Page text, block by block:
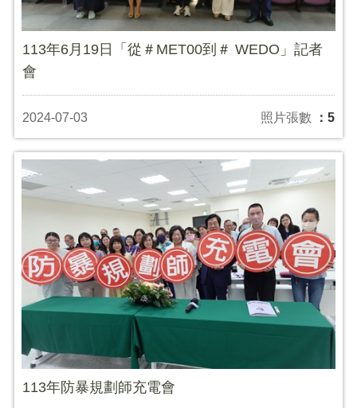
113年6月19日「從＃MET00到＃ WEDO」記者
會
2024-07-03 照片張數 ：5
113年防暴規劃師充電會